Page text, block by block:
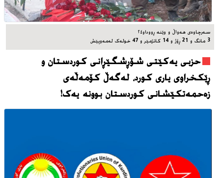
سه‌رچاوه‌ی هه‌واڵ و وێنه‌ ڕووداو٢٤
3 مانگ و 21 ڕۆژ و 14 کاتژمێر و 47 خوله‌ک له‌مه‌وپێش‌
حزبی یەکێتی شۆڕشگێڕانی کوردستان و
ڕێکخراوی یاری کورد، له‌گه‌ڵ کۆمەڵەی
زەحمەتکێشانی کوردستان بوونه‌ یه‌ک!